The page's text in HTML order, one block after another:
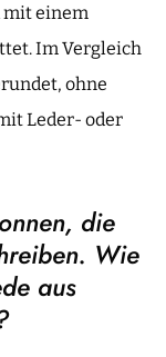
mit einem
Im Vergleich
ohne
Leder- oder
die
Wie
aus